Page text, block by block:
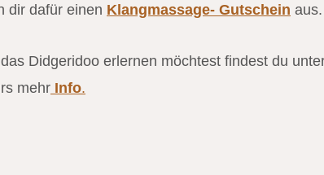
dir dafür einen Klangmassage- Gutschein aus.
Didgeridoo erlernen möchtest findest du
mehr Info.